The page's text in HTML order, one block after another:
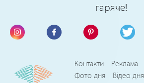
гаряче!
Контакти Реклама
Фото дня
Відео дня